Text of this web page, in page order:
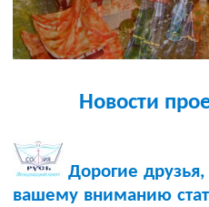
Новости
Дорогие
вашему вниманию